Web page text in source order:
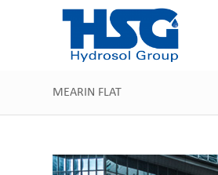
MEARIN FLAT